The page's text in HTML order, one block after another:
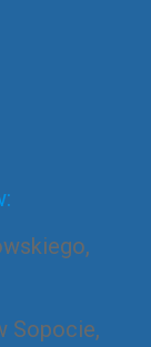
Sopocie,